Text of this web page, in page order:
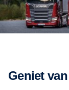
Geniet